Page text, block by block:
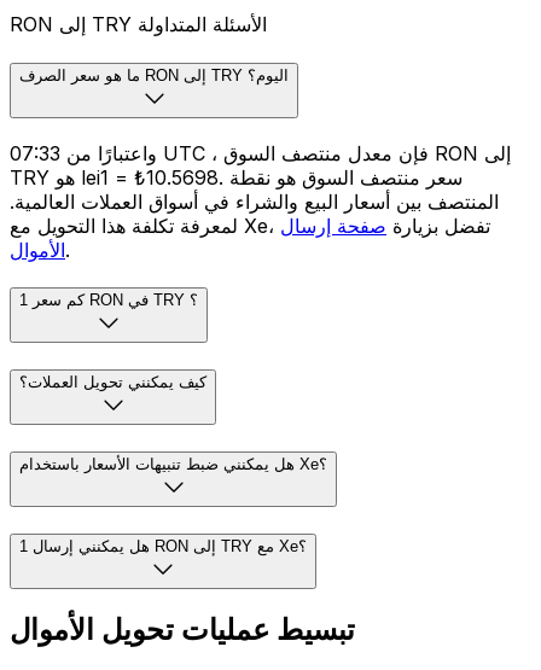
RON إلى TRY الأسئلة المتداولة
ما هو سعر الصرف RON إلى TRY اليوم؟
واعتبارًا من 07:33 UTC ، فإن معدل منتصف السوق RON إلى
TRY هو lei1 = ₺10.5698. سعر منتصف السوق هو نقطة
المنتصف بين أسعار البيع والشراء في أسواق العملات العالمية.
لمعرفة تكلفة هذا التحويل مع Xe، تفضل بزيارة صفحة إرسال
الأموال.
كم سعر 1 RON في TRY ؟
كيف يمكنني تحويل العملات؟
هل يمكنني ضبط تنبيهات الأسعار باستخدام Xe؟
هل يمكنني إرسال 1 RON إلى TRY مع Xe؟
تبسيط عمليات تحويل الأموال